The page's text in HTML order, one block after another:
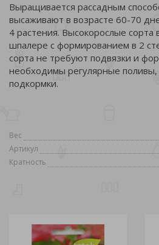
Выращивается рассадным
высаживают в возрасте 60-70
4 растения. Высокорослые
шпалере с формированием в 2
сорта не требуют подвязки и
необходимы регулярные
подкормки.
Вес
Артикул
Кратность